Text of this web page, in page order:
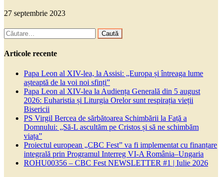
27 septembrie 2023
Caută
după:
Articole recente
Papa Leon al XIV-lea, la Assisi: „Europa și întreaga lume
așteaptă de la voi noi sfinți”
Papa Leon al XIV-lea la Audiența Generală din 5 august
2026: Euharistia și Liturgia Orelor sunt respirația vieții
Bisericii
PS Virgil Bercea de sărbătoarea Schimbării la Față a
Domnului: „Să-L ascultăm pe Cristos și să ne schimbăm
viața”
Proiectul european „CBC Fest” va fi implementat cu finanțare
integrală prin Programul Interreg VI-A România–Ungaria
ROHU00356 – CBC Fest NEWSLETTER #1 | Iulie 2026